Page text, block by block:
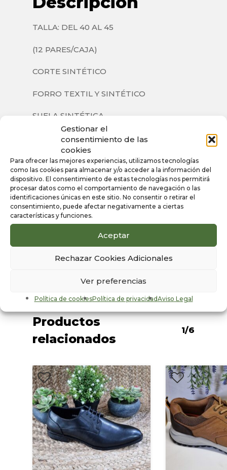
Gestionar el
consentimiento de las
cookies
Para ofrecer las mejores experiencias, utilizamos tecnologías
como las cookies para almacenar y/o acceder a la información del
dispositivo. El consentimiento de estas tecnologías nos permitirá
procesar datos como el comportamiento de navegación o las
identificaciones únicas en este sitio. No consentir o retirar el
consentimiento, puede afectar negativamente a ciertas
características y funciones.
Aceptar
Rechazar Cookies Adicionales
Ver preferencias
Política de cookiesPolítica de privacidadAviso Legal
TALLA: DEL 40 AL 45
(12 PARES/CAJA)
CORTE SINTÉTICO
FORRO TEXTIL Y SINTÉTICO
SUELA SINTÉTICA
Información
adicional
Color
Hombre
Productos
relacionados
1/6